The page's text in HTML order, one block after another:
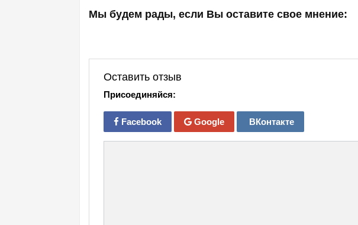
Мы будем рады, если Вы оставите свое мнение:
Оставить отзыв
Присоединяйся:
Facebook Google ВКонтакте